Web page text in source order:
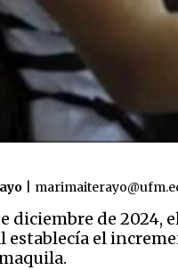
diciembre de 2024,
establecía el